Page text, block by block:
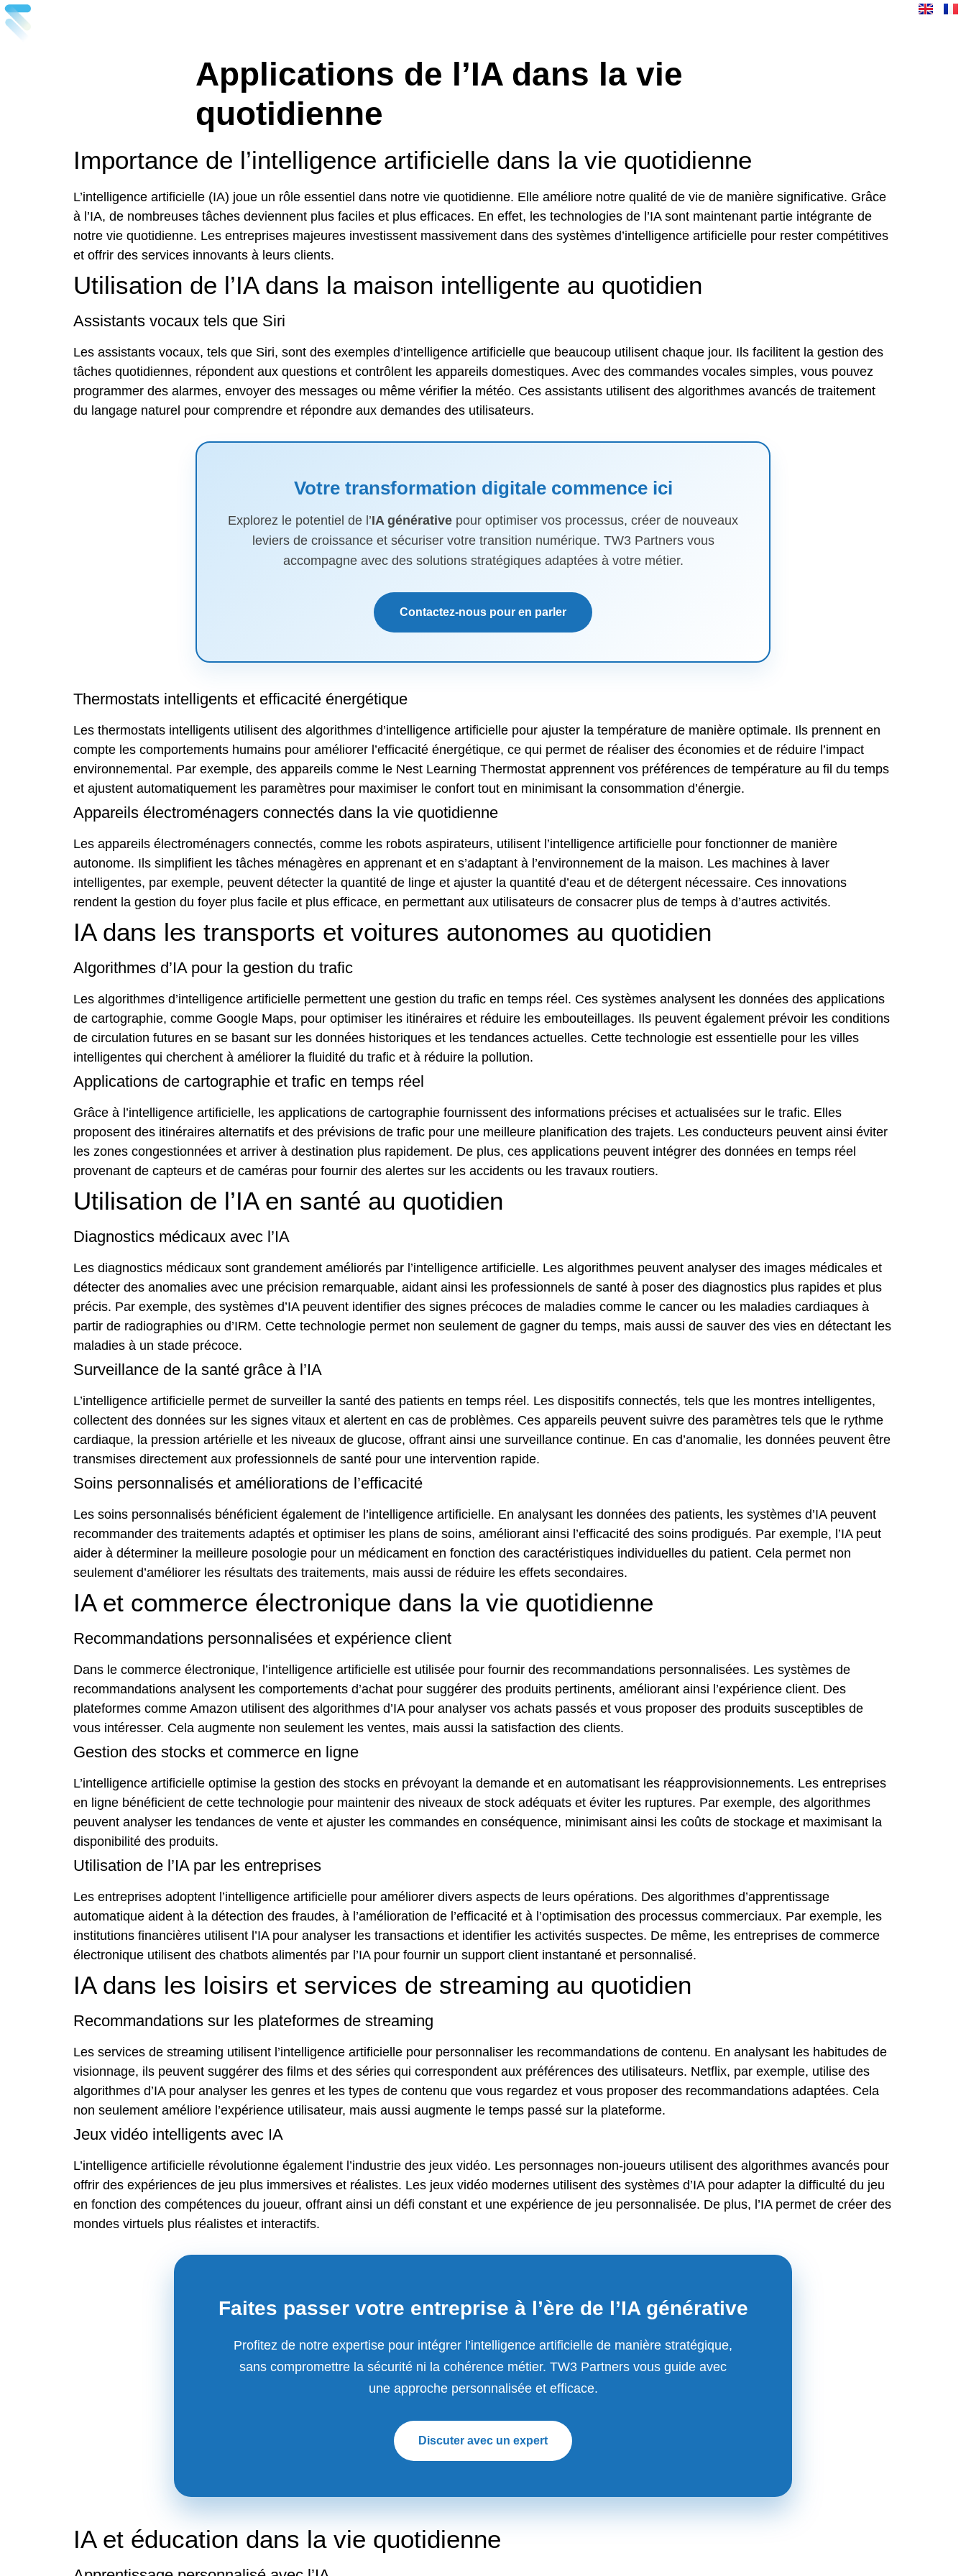
Applications de l’IA dans la vie
quotidienne
Importance de l’intelligence artificielle dans la vie quotidienne
L’intelligence artificielle (IA) joue un rôle essentiel dans notre vie quotidienne. Elle améliore notre qualité de vie de manière significative. Grâce
à l’IA, de nombreuses tâches deviennent plus faciles et plus efficaces. En effet, les technologies de l’IA sont maintenant partie intégrante de
notre vie quotidienne. Les entreprises majeures investissent massivement dans des systèmes d’intelligence artificielle pour rester compétitives
et offrir des services innovants à leurs clients.
Utilisation de l’IA dans la maison intelligente au quotidien
Assistants vocaux tels que Siri
Les assistants vocaux, tels que Siri, sont des exemples d’intelligence artificielle que beaucoup utilisent chaque jour. Ils facilitent la gestion des
tâches quotidiennes, répondent aux questions et contrôlent les appareils domestiques. Avec des commandes vocales simples, vous pouvez
programmer des alarmes, envoyer des messages ou même vérifier la météo. Ces assistants utilisent des algorithmes avancés de traitement
du langage naturel pour comprendre et répondre aux demandes des utilisateurs.
Votre transformation digitale commence ici
Explorez le potentiel de l’IA générative pour optimiser vos processus, créer de nouveaux
leviers de croissance et sécuriser votre transition numérique. TW3 Partners vous
accompagne avec des solutions stratégiques adaptées à votre métier.
Contactez-nous pour en parler
Thermostats intelligents et efficacité énergétique
Les thermostats intelligents utilisent des algorithmes d’intelligence artificielle pour ajuster la température de manière optimale. Ils prennent en
compte les comportements humains pour améliorer l’efficacité énergétique, ce qui permet de réaliser des économies et de réduire l’impact
environnemental. Par exemple, des appareils comme le Nest Learning Thermostat apprennent vos préférences de température au fil du temps
et ajustent automatiquement les paramètres pour maximiser le confort tout en minimisant la consommation d’énergie.
Appareils électroménagers connectés dans la vie quotidienne
Les appareils électroménagers connectés, comme les robots aspirateurs, utilisent l’intelligence artificielle pour fonctionner de manière
autonome. Ils simplifient les tâches ménagères en apprenant et en s’adaptant à l’environnement de la maison. Les machines à laver
intelligentes, par exemple, peuvent détecter la quantité de linge et ajuster la quantité d’eau et de détergent nécessaire. Ces innovations
rendent la gestion du foyer plus facile et plus efficace, en permettant aux utilisateurs de consacrer plus de temps à d’autres activités.
IA dans les transports et voitures autonomes au quotidien
Algorithmes d’IA pour la gestion du trafic
Les algorithmes d’intelligence artificielle permettent une gestion du trafic en temps réel. Ces systèmes analysent les données des applications
de cartographie, comme Google Maps, pour optimiser les itinéraires et réduire les embouteillages. Ils peuvent également prévoir les conditions
de circulation futures en se basant sur les données historiques et les tendances actuelles. Cette technologie est essentielle pour les villes
intelligentes qui cherchent à améliorer la fluidité du trafic et à réduire la pollution.
Applications de cartographie et trafic en temps réel
Grâce à l’intelligence artificielle, les applications de cartographie fournissent des informations précises et actualisées sur le trafic. Elles
proposent des itinéraires alternatifs et des prévisions de trafic pour une meilleure planification des trajets. Les conducteurs peuvent ainsi éviter
les zones congestionnées et arriver à destination plus rapidement. De plus, ces applications peuvent intégrer des données en temps réel
provenant de capteurs et de caméras pour fournir des alertes sur les accidents ou les travaux routiers.
Utilisation de l’IA en santé au quotidien
Diagnostics médicaux avec l’IA
Les diagnostics médicaux sont grandement améliorés par l’intelligence artificielle. Les algorithmes peuvent analyser des images médicales et
détecter des anomalies avec une précision remarquable, aidant ainsi les professionnels de santé à poser des diagnostics plus rapides et plus
précis. Par exemple, des systèmes d’IA peuvent identifier des signes précoces de maladies comme le cancer ou les maladies cardiaques à
partir de radiographies ou d’IRM. Cette technologie permet non seulement de gagner du temps, mais aussi de sauver des vies en détectant les
maladies à un stade précoce.
Surveillance de la santé grâce à l’IA
L’intelligence artificielle permet de surveiller la santé des patients en temps réel. Les dispositifs connectés, tels que les montres intelligentes,
collectent des données sur les signes vitaux et alertent en cas de problèmes. Ces appareils peuvent suivre des paramètres tels que le rythme
cardiaque, la pression artérielle et les niveaux de glucose, offrant ainsi une surveillance continue. En cas d’anomalie, les données peuvent être
transmises directement aux professionnels de santé pour une intervention rapide.
Soins personnalisés et améliorations de l’efficacité
Les soins personnalisés bénéficient également de l’intelligence artificielle. En analysant les données des patients, les systèmes d’IA peuvent
recommander des traitements adaptés et optimiser les plans de soins, améliorant ainsi l’efficacité des soins prodigués. Par exemple, l’IA peut
aider à déterminer la meilleure posologie pour un médicament en fonction des caractéristiques individuelles du patient. Cela permet non
seulement d’améliorer les résultats des traitements, mais aussi de réduire les effets secondaires.
IA et commerce électronique dans la vie quotidienne
Recommandations personnalisées et expérience client
Dans le commerce électronique, l’intelligence artificielle est utilisée pour fournir des recommandations personnalisées. Les systèmes de
recommandations analysent les comportements d’achat pour suggérer des produits pertinents, améliorant ainsi l’expérience client. Des
plateformes comme Amazon utilisent des algorithmes d’IA pour analyser vos achats passés et vous proposer des produits susceptibles de
vous intéresser. Cela augmente non seulement les ventes, mais aussi la satisfaction des clients.
Gestion des stocks et commerce en ligne
L’intelligence artificielle optimise la gestion des stocks en prévoyant la demande et en automatisant les réapprovisionnements. Les entreprises
en ligne bénéficient de cette technologie pour maintenir des niveaux de stock adéquats et éviter les ruptures. Par exemple, des algorithmes
peuvent analyser les tendances de vente et ajuster les commandes en conséquence, minimisant ainsi les coûts de stockage et maximisant la
disponibilité des produits.
Utilisation de l’IA par les entreprises
Les entreprises adoptent l’intelligence artificielle pour améliorer divers aspects de leurs opérations. Des algorithmes d’apprentissage
automatique aident à la détection des fraudes, à l’amélioration de l’efficacité et à l’optimisation des processus commerciaux. Par exemple, les
institutions financières utilisent l’IA pour analyser les transactions et identifier les activités suspectes. De même, les entreprises de commerce
électronique utilisent des chatbots alimentés par l’IA pour fournir un support client instantané et personnalisé.
IA dans les loisirs et services de streaming au quotidien
Recommandations sur les plateformes de streaming
Les services de streaming utilisent l’intelligence artificielle pour personnaliser les recommandations de contenu. En analysant les habitudes de
visionnage, ils peuvent suggérer des films et des séries qui correspondent aux préférences des utilisateurs. Netflix, par exemple, utilise des
algorithmes d’IA pour analyser les genres et les types de contenu que vous regardez et vous proposer des recommandations adaptées. Cela
non seulement améliore l’expérience utilisateur, mais aussi augmente le temps passé sur la plateforme.
Jeux vidéo intelligents avec IA
L’intelligence artificielle révolutionne également l’industrie des jeux vidéo. Les personnages non-joueurs utilisent des algorithmes avancés pour
offrir des expériences de jeu plus immersives et réalistes. Les jeux vidéo modernes utilisent des systèmes d’IA pour adapter la difficulté du jeu
en fonction des compétences du joueur, offrant ainsi un défi constant et une expérience de jeu personnalisée. De plus, l’IA permet de créer des
mondes virtuels plus réalistes et interactifs.
Faites passer votre entreprise à l’ère de l’IA générative
Profitez de notre expertise pour intégrer l’intelligence artificielle de manière stratégique,
sans compromettre la sécurité ni la cohérence métier. TW3 Partners vous guide avec
une approche personnalisée et efficace.
Discuter avec un expert
IA et éducation dans la vie quotidienne